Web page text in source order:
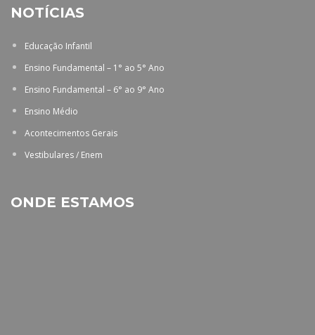
NOTÍCIAS
Educação Infantil
Ensino Fundamental – 1° ao 5° Ano
Ensino Fundamental – 6° ao 9° Ano
Ensino Médio
Acontecimentos Gerais
Vestibulares / Enem
ONDE ESTAMOS